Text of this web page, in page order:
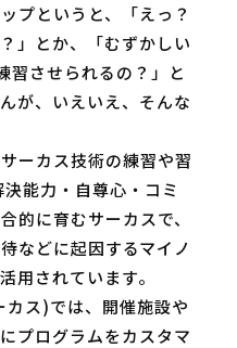
プというと、「えっ？
」とか、「むずかしい
習させられるの？」と
が、いえいえ、そんな
ーカス技術の練習や習
能力・自尊心・コミ
的に育むサーカスで、
などに起因するマイノ
用されています。
カス)では、開催施設や
プログラムをカスタマ